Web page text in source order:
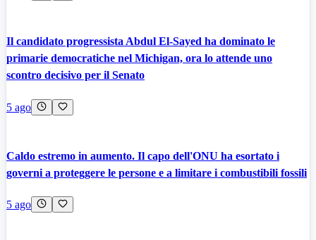
Il candidato progressista Abdul El-Sayed ha dominato le
primarie democratiche nel Michigan, ora lo attende uno
scontro decisivo per il Senato
5 ago
Caldo estremo in aumento. Il capo dell'ONU ha esortato i
governi a proteggere le persone e a limitare i combustibili fossili
5 ago